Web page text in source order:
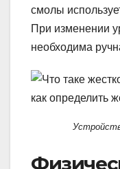
смолы
При изменении
необходима